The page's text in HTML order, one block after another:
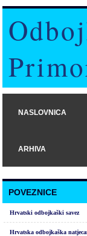
NASLOVNICA
ARHIVA
POVEZNICE
Hrvatski odbojkaški savez
Hrvatska odbojkaška